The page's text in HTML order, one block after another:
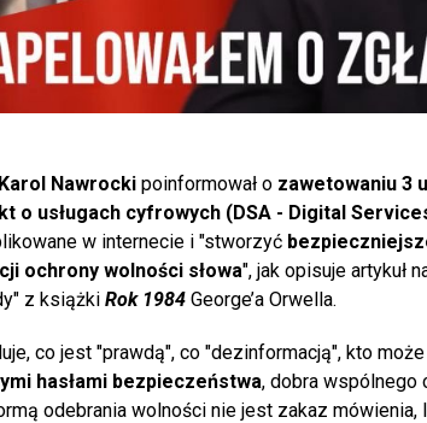
Karol Nawrocki poinformował o zawetowaniu 3
o usługach cyfrowych (DSA - Digital
w internecie i "stworzyć
ochrony wolności słowa", jak opisuje artykuł
z książki Rok 1984 George’a Orwella.
co jest "prawdą", co "dezinformacją", kto
hasłami bezpieczeństwa, dobra wspólnego
odebrania wolności nie jest zakaz